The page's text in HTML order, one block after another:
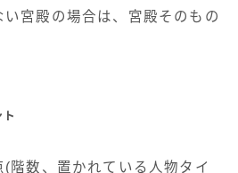
宮殿の場合は、宮殿そのもの
(階数、置かれている人物タイ